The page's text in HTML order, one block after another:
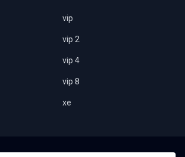
vip
vip 2
vip 4
vip 8
xe